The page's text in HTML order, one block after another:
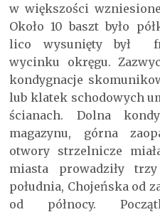
w większości
Około 10 baszt było
lico wysunięty był
wycinku okręgu.
kondygnacje
lub klatek schodowych
ścianach. Dolna
magazynu, górna
otwory strzelnicze
miasta prowadziły
południa, Chojeńska od
od północy­­.